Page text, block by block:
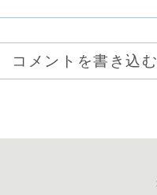
コメントを書き込む